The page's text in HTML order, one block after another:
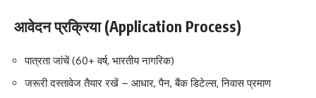
आवेदन प्रक्रिया (Application Process)
पात्रता जांचें (60+ वर्ष, भारतीय नागरिक)
जरूरी दस्तावेज तैयार रखें – आधार, पैन, बैंक डिटेल्स, निवास प्रमाण